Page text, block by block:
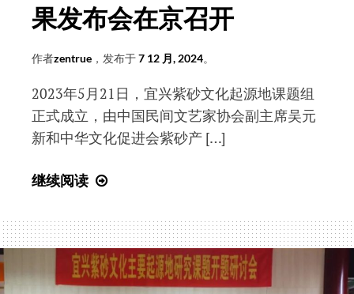
馆
员
聘
果发布会在京召开
作者zentrue ，发布于7 12 月, 2024。
2023年5月21日，宜兴紫砂文化起源地课题组
正式成立，由中国民间文艺家协会副主席吴元
新和中华文化促进会紫砂产 […]
继续阅读
宜
兴
紫
砂